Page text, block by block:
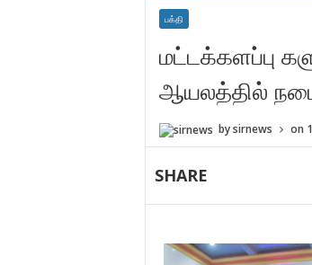
பக்தி
மட்டக்களப்பு
ஆயலத்தில்
bysirnews on
SHARE